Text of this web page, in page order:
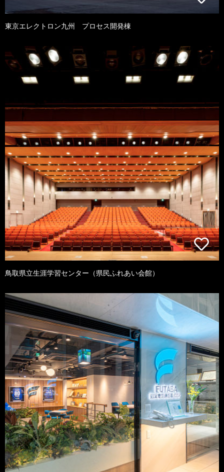
東京エレクトロン九州 プロセス開発棟
鳥取県立生涯学習センター（県民ふれあい会館）